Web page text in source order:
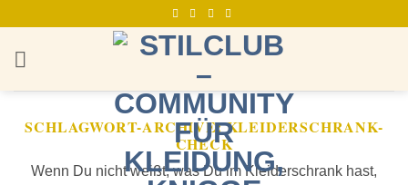
springen
SCHLAGWORT-ARCHIVE:KLEIDERSCHRANK-
CHECK
Wenn Du nicht weißt, was Du im Kleiderschrank hast,